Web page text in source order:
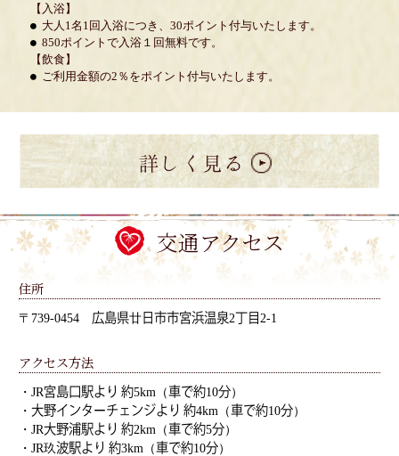
【入浴】
大人1名1回入浴につき、30ポイント付与いたします。
850ポイントで入浴１回無料です。
【飲食】
ご利用金額の2％をポイント付与いたします。
交通アクセス
住所
〒739-0454 広島県廿日市市宮浜温泉2丁目2-1
アクセス方法
・JR宮島口駅より 約5km（車で約10分）
・大野インターチェンジより 約4km（車で約10分）
・JR大野浦駅より 約2km（車で約5分）
・JR玖波駅より 約3km（車で約10分）